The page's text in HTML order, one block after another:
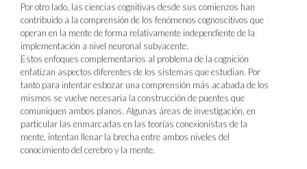
Por otro lado, las ciencias cognitivas desde sus comienzos han
contribuido a la comprensión de los fenómenos cognoscitivos que
operan en la mente de forma relativamente independiente de la
implementación a nivel neuronal subyacente.
Estos enfoques complementarios al problema de la cognición
enfatizan aspectos diferentes de los sistemas que estudian. Por
tanto para intentar esbozar una comprensión más acabada de los
mismos se vuelve necesaria la construcción de puentes que
comuniquen ambos planos. Algunas áreas de investigación, en
particular las enmarcadas en las teorías conexionistas de la
mente, intentan llenar la brecha entre ambos niveles del
conocimiento del cerebro y la mente.